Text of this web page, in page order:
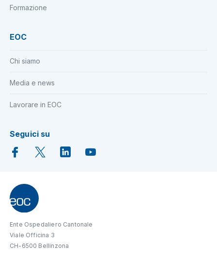
Formazione
EOC
Chi siamo
Media e news
Lavorare in EOC
Seguici su
Ente Ospedaliero Cantonale
Viale Officina 3
CH-6500 Bellinzona